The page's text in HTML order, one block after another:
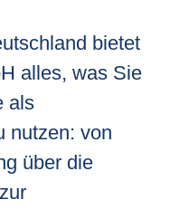
bietet
alles, was Sie
als
nutzen: von
über die